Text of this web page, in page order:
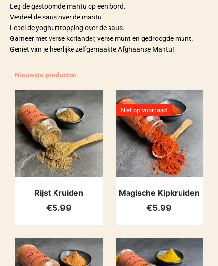
Leg de gestoomde mantu op een bord.
Verdeel de saus over de mantu.
Lepel de yoghurttopping over de saus.
Garneer met verse koriander, verse munt en gedroogde munt.
Geniet van je heerlijke zelfgemaakte Afghaanse Mantu!
Nieuwste producten
Rijst Kruiden
€5.99
Magische Kipkruiden
Niet op voorraad
€5.99